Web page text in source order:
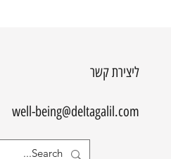
ליצירת קשר
well-being@deltagalil.com